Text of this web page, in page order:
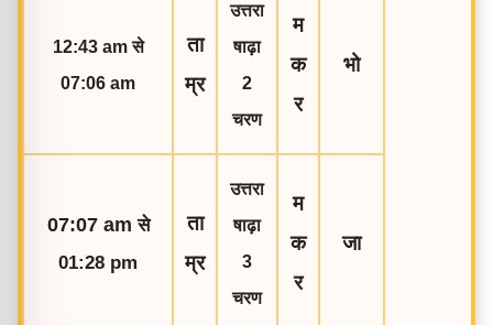
12:43 am से
07:06 am
ता
म्र
उत्तरा
षाढ़ा
2
चरण
म
क
र
भो
07:07 am से
01:28 pm
ता
म्र
उत्तरा
षाढ़ा
3
चरण
म
क
र
जा